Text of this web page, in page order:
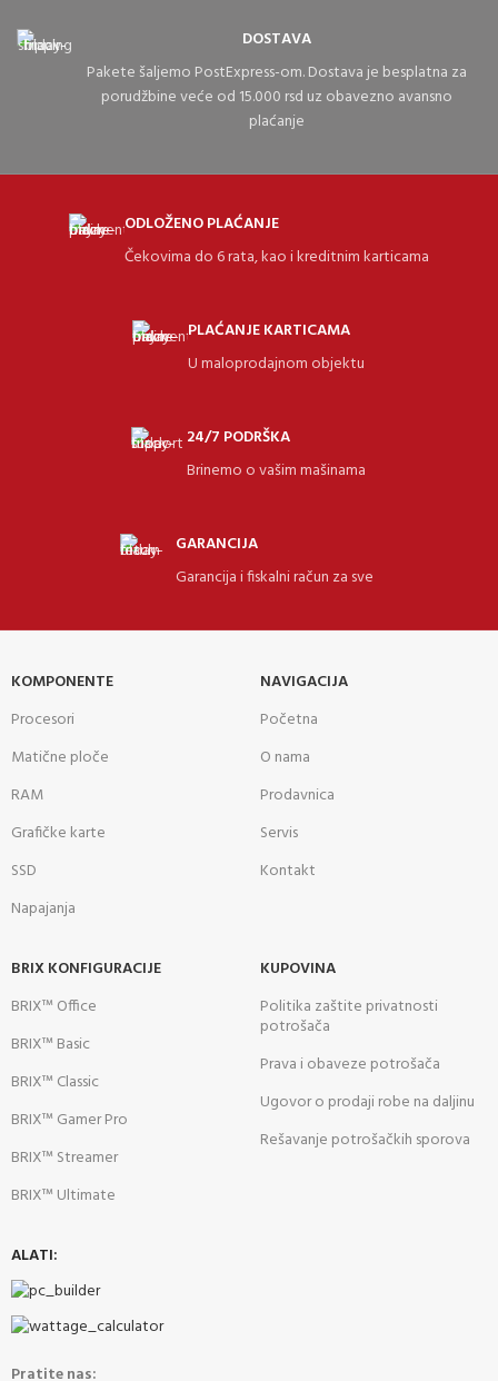
DOSTAVA
Pakete šaljemo PostExpress-om. Dostava je besplatna za
porudžbine veće od 15.000 rsd uz obavezno avansno
plaćanje
ODLOŽENO PLAĆANJE
Čekovima do 6 rata, kao i kreditnim karticama
PLAĆANJE KARTICAMA
U maloprodajnom objektu
24/7 PODRŠKA
Brinemo o vašim mašinama
GARANCIJA
Garancija i fiskalni račun za sve
KOMPONENTE
Procesori
Matične ploče
RAM
Grafičke karte
SSD
Napajanja
NAVIGACIJA
Početna
O nama
Prodavnica
Servis
Kontakt
BRIX KONFIGURACIJE
BRIX™ Office
BRIX™ Basic
BRIX™ Classic
BRIX™ Gamer Pro
BRIX™ Streamer
BRIX™ Ultimate
KUPOVINA
Politika zaštite privatnosti
potrošača
Prava i obaveze potrošača
Ugovor o prodaji robe na daljinu
Rešavanje potrošačkih sporova
ALATI:
Pratite nas: